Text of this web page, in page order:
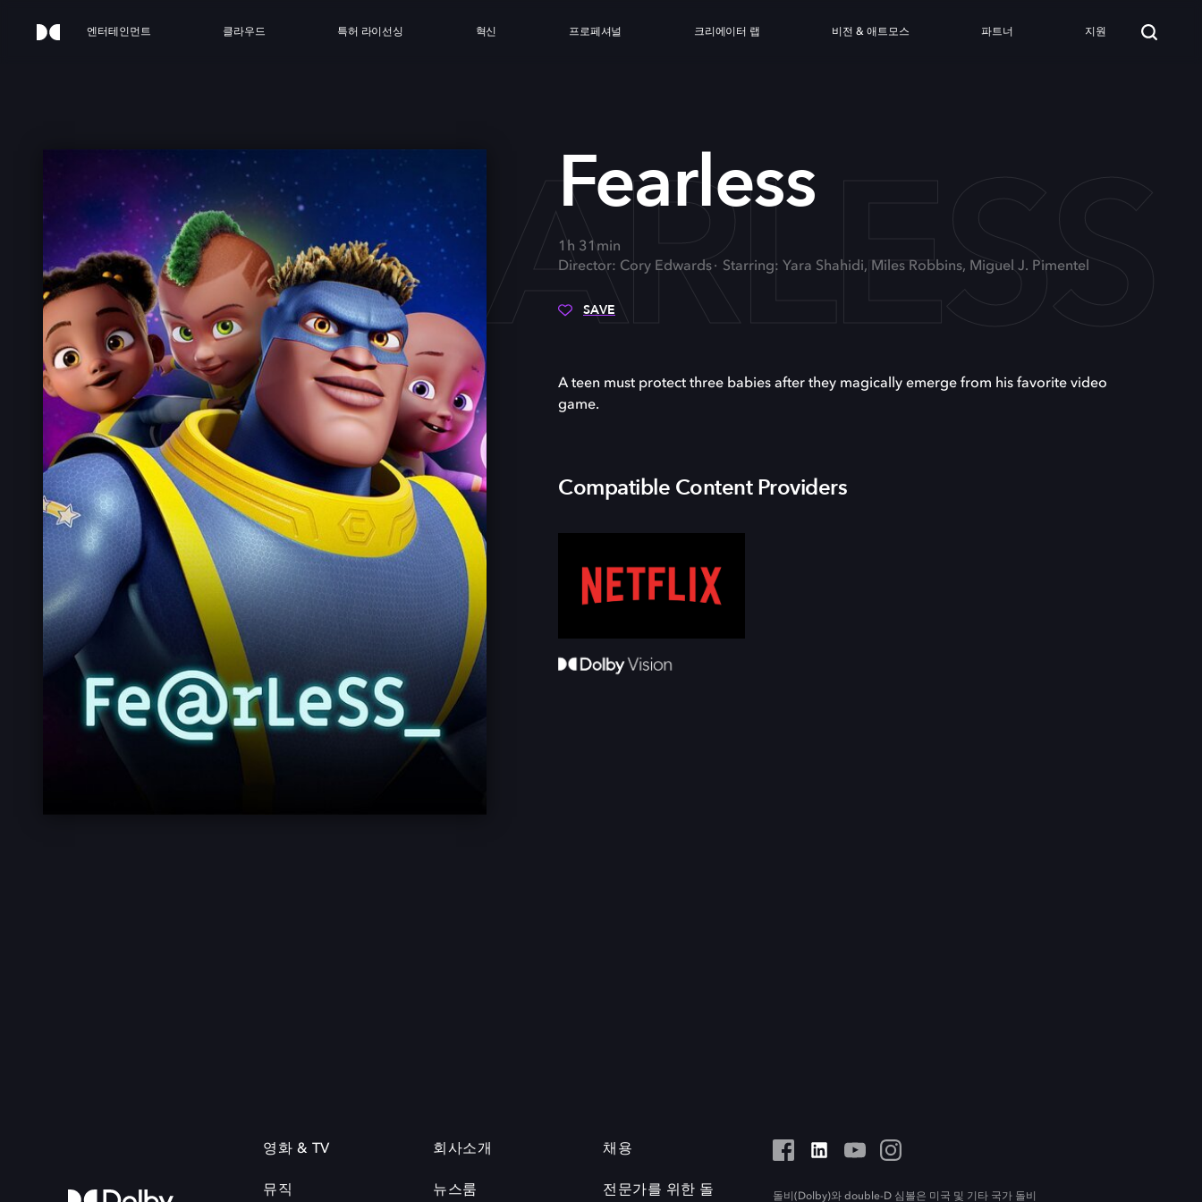
엔터테인먼트 클라우드 특허 라이선싱 혁신 프로페셔널 크리에이터 랩 비전 & 애트모스 파트너 지원
FEARLESS
Fearless
1h 31min
Director: Cory Edwards
Starring: Yara Shahidi, Miles Robbins, Miguel J. Pimentel
SAVE
A teen must protect three babies after they magically emerge from his favorite video
game.
Compatible Content Providers
영화 & TV
뮤직
회사소개
뉴스룸
채용
전문가를 위한 돌 돌비(Dolby)와 double-D 심볼은 미국 및 기타 국가 돌비